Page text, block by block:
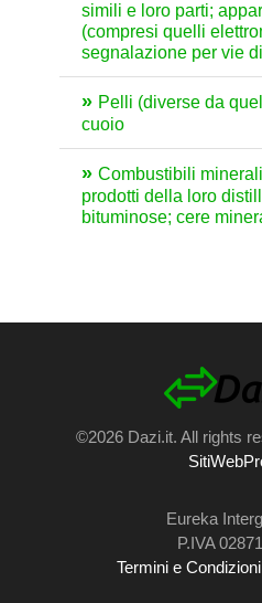
simili e loro parti;
(compresi quelli
segnalazione per vie
Pelli (diverse da
cuoio
Combustibili
prodotti della loro
bituminose; cere
©2026 Dazi.it. All rights
Eureka
P.IVA
Termini e Condizioni